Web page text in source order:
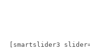
[smartslider3